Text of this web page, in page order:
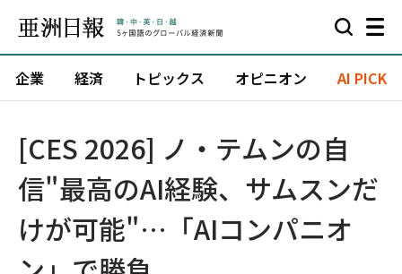
企業 経済 トピックス オピニオン AI PICK
[CES 2026] ノ・テムンの自
信"最高のAI経験、サムスンだ
けが可能"…「AIコンパニオ